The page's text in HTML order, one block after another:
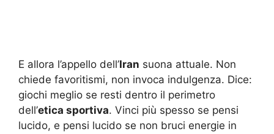
E allora l’appello dell’Iran suona attuale. Non
chiede favoritismi, non invoca indulgenza. Dice:
giochi meglio se resti dentro il perimetro
dell’etica sportiva. Vinci più spesso se pensi
lucido, e pensi lucido se non bruci energie in